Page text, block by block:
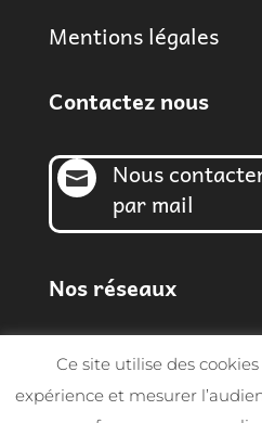
Mentions légales
Contactez nous

Nous
par mail
Nos réseaux
Ce site utilise des
expérience et mesurer